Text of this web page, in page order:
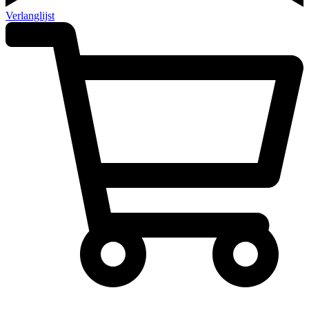
Verlanglijst